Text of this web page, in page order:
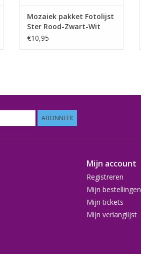
Mozaiek pakket Fotolijst
Ster Rood-Zwart-Wit
€10,95
ABONNEER
Mijn account
Registreren
Mijn bestellingen
Mijn tickets
Mijn verlanglijst